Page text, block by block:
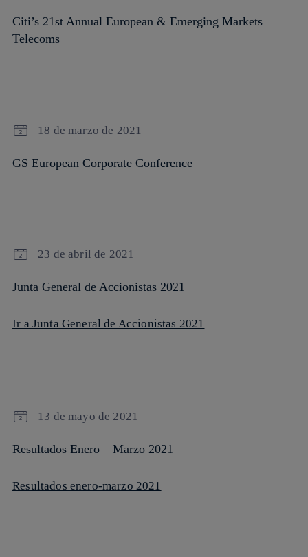
Citi’s 21st Annual European & Emerging Markets
Telecoms
18 de marzo de 2021
GS European Corporate Conference
23 de abril de 2021
Junta General de Accionistas 2021
Ir a Junta General de Accionistas 2021
13 de mayo de 2021
Resultados Enero – Marzo 2021
Resultados enero-marzo 2021